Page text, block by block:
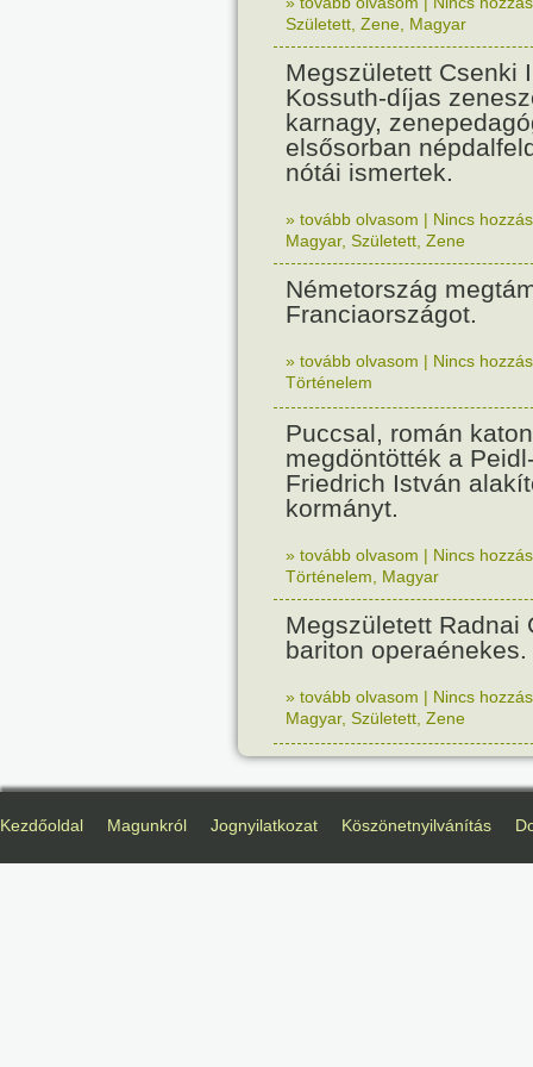
Született Zene Magyar
Megszületett Csenki
Kossuth-díjas
karnagy,
elsősorban
nótái ismertek.
» tovább olvasom | Nincs
Magyar, Született Zene
Németország
Franciaországot.
» tovább olvasom | Nincs
Történelem
Puccsal, román
megdöntötték a
Friedrich István
kormányt.
» tovább olvasom | Nincs
Történelem
Magyar
Megszületett Radnai
bariton operaénekes.
» tovább olvasom | Nincs
Magyar, Született Zene
Kezdőoldal Magunkról Jognyilatkozat Köszönetnyilvánítás